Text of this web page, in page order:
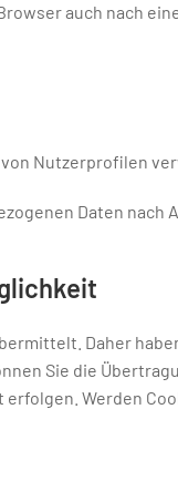
auch nach
Nutzerprofilen
Daten nach
Daher
Sie die
Werden